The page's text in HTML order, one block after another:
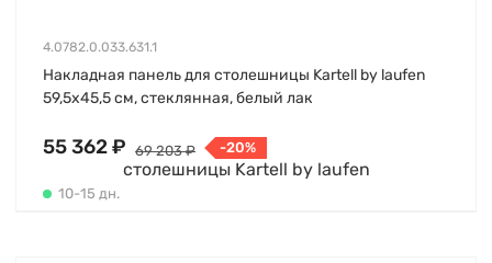
4.0782.0.033.631.1
Накладная панель для столешницы Kartell by laufen
59,5х45,5 см, стеклянная, белый лак
55 362 ₽ 69 203 ₽ -20%
10-15 дн.